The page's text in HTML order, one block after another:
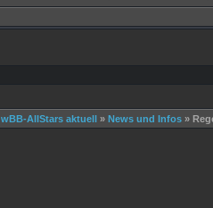
wBB-AllStars aktuell » News und Infos »